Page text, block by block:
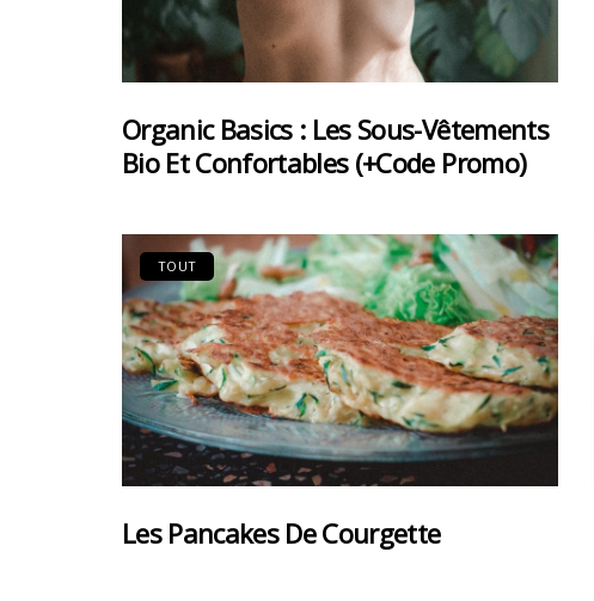
Organic Basics : Les Sous-Vêtements
Bio Et Confortables (+code Promo)
TOUT
Les Pancakes De Courgette